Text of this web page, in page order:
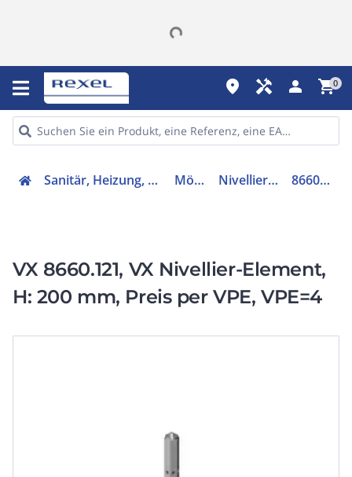
place handyman person shopping_cart0
Sanitär, Heizung, Klima Möbel Nivellierfuß 8660121
VX 8660.121, VX Nivellier-Element,
H: 200 mm, Preis per VPE, VPE=4